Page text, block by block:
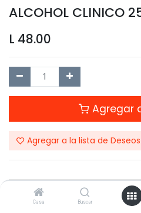
Casa Buscar
ALCOHOL CLINICO
L 48.00
Agregar
Agregar a la lista de Deseos
Compartir este Producto: